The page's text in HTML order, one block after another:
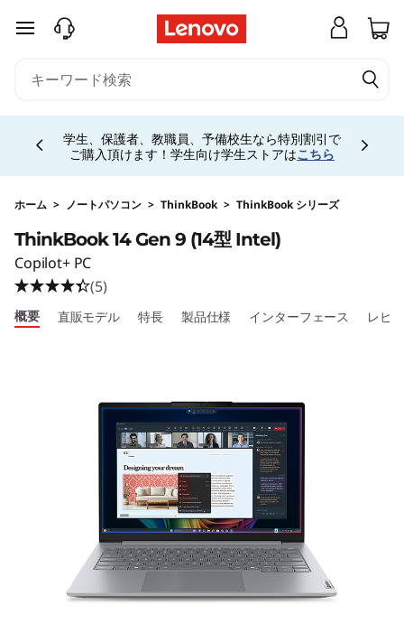
T
k
B
o
o
k
メインコンテンツにスキップする
学生、保護者、教職員、予備校生なら特別割引で
ご購入頂けます！学生向け学生ストアはこちら
ホーム > ノートパソコン > ThinkBook > ThinkBook シリーズ
ThinkBook 14 Gen 9 (14型 Intel)
Copilot+ PC
(5)
概要 直販モデル 特長 製品仕様 インターフェース レビ